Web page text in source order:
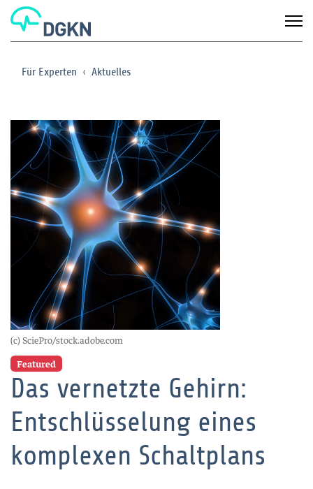
Für Experten Aktuelles
(c) SciePro/stock.adobe.com
Featured
Das vernetzte Gehirn:
Entschlüsselung eines
komplexen Schaltplans